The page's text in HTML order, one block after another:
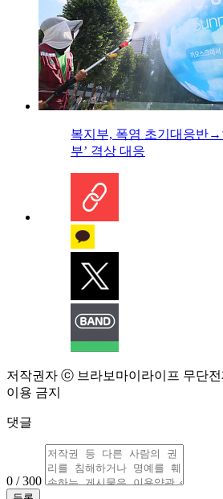
복지부, 폭염 초기대응반
부’ 격상 대응
저작권자 ⓒ 브라보마이라이프 무단
이용 금지
댓글
0 / 300